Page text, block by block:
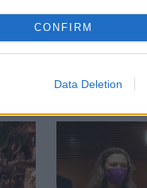
CONFIRM
Data Deletion
toque de queda